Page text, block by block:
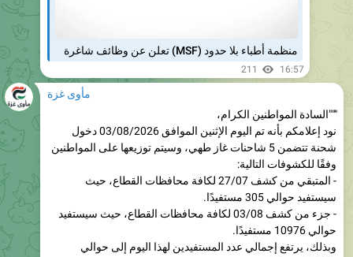
مأوى غزة
"""السادة المواطنين الكرام،
نود إعلامكم بأنه تم اليوم الإثنين الموافق 03/08/2026 دخول
شحنة تتضمن 5 شاحنات غاز طهي، وسيتم توزيعها على المواطنين
وفقًا للكشوفات التالية:
- المتبقي من كشف 27/07 لكافة محافظات القطاع، حيث
سيستفيد حوالي 305 مستفيدًا.
- جزء من كشف 03/08 لكافة محافظات القطاع، حيث سيستفيد
حوالي 10976 مستفيدًا.
وبذلك، يرتفع إجمالي عدد المستفيدين لهذا اليوم إلى حوالي
11281 مستفيدًا.
نتمنى لكم دوام الصحة والعافية."""